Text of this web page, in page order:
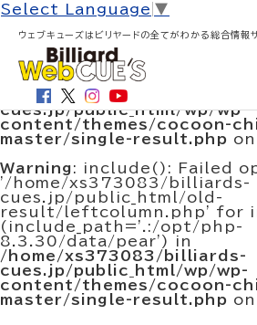
Select Language ▼
ウェブキューズはビリヤードの全てがわかる総合情報サ
HOME>大会結果・試合結果
Warning: include(/home/
cues.jp/public_html/old-
result/leftcolumn.php):
stream: No such file or
/home/xs373083/billiards-
cues.jp/public_html/wp/wp-
content/themes/cocoon-
master/single-result.php
Warning: include(): Failed
'/home/xs373083/billiards-
cues.jp/public_html/old-
result/leftcolumn.php' for
(include_path='.:/opt/php-
8.3.30/data/pear') in
/home/xs373083/billiards-
cues.jp/public_html/wp/wp-
content/themes/cocoon-
master/single-result.php